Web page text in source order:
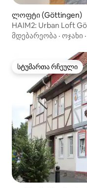
ლოფტი (Göttingen)
HAIM2: Urban Loft
მდებარეობა · ოჯახი ·
სტუმართა რჩეული
სტუმართა რჩეული